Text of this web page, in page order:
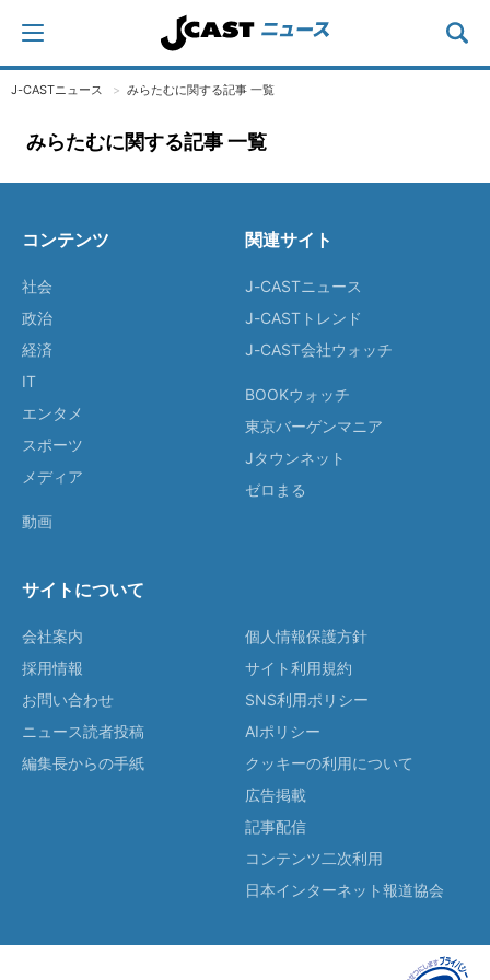
J-CASTニュース みらたむに関する記事 一覧
みらたむに関する記事 一覧
コンテンツ
社会
政治
経済
IT
エンタメ
スポーツ
メディア
動画
関連サイト
J-CASTニュース
J-CASTトレンド
J-CAST会社ウォッチ
BOOKウォッチ
東京バーゲンマニア
Jタウンネット
ゼロまる
サイトについて
会社案内
採用情報
お問い合わせ
ニュース読者投稿
編集長からの手紙
個人情報保護方針
サイト利用規約
SNS利用ポリシー
AIポリシー
クッキーの利用について
広告掲載
記事配信
コンテンツ二次利用
日本インターネット報道協会